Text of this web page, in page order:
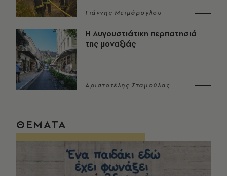
Γιάννης Μεϊμάρογλου
Η Αυγουστιάτικη περπατησιά
της μοναξιάς
Αριστοτέλης Σταμούλας
ΘΕΜΑΤΑ